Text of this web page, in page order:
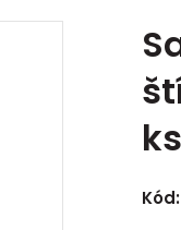
ks
Kód: